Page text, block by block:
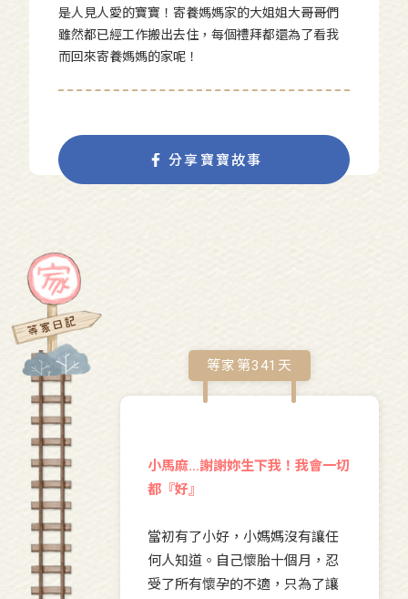
是人見人愛的寶寶！寄養媽媽家的大姐姐大哥哥們
雖然都已經工作搬出去住，每個禮拜都還為了看我
而回來寄養媽媽的家呢！
分享寶寶故事
等家第341 天
小馬麻…謝謝妳生下我！我會一切
都『好』
當初有了小好，小媽媽沒有讓任
何人知道。自己懷胎十個月，忍
受了所有懷孕的不適，只為了讓